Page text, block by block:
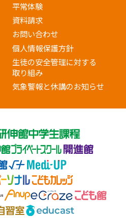
平常体験
資料請求
お問い合わせ
個人情報保護方針
生徒の安全管理に対する
取り組み
気象警報と休講のお知らせ